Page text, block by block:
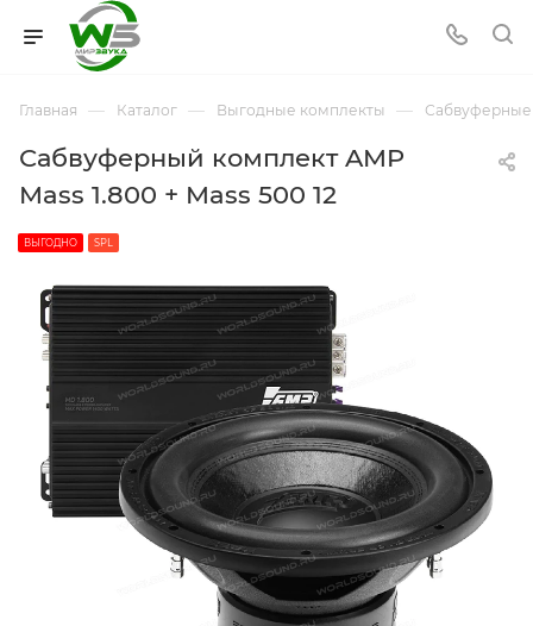
Главная — Каталог — Выгодные комплекты —
Сабвуферный комплект AMP
Mass 1.800 + Mass 500 12
ВЫГОДНО SPL